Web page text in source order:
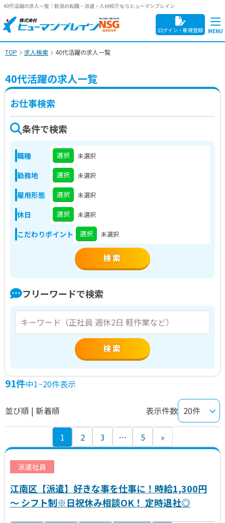
40代活躍の求人一覧｜新潟の転職・派遣・人材紹介ならヒューマンブレイン
ログイン・新規登録
TOP 求人検索 40代活躍の求人一覧
40代活躍の求人一覧
お仕事検索
条件で検索
職種 選択 未選択
勤務地 選択 未選択
雇用形態 選択 未選択
休日 選択 未選択
こだわりポイント 選択 未選択
フリーワードで検索
検索
91件中1~20件表示
並び順 | 新着順 表示件数
投
稿
ペ
ー
1 2 3 … 5 »
派遣社員
江南区【派遣】好きな事を仕事に！時給1,300円
～ シフト制※日祝休み相談OK！ 定時退社◎